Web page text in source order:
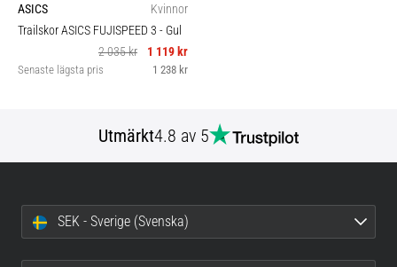
ASICS
Kvinnor
Trailskor ASICS FUJISPEED 3 - Gul
2 035 kr
1 119 kr
Senaste lägsta pris 1 238 kr
Utmärkt4.8 av 5
SEK - Sverige (Svenska)